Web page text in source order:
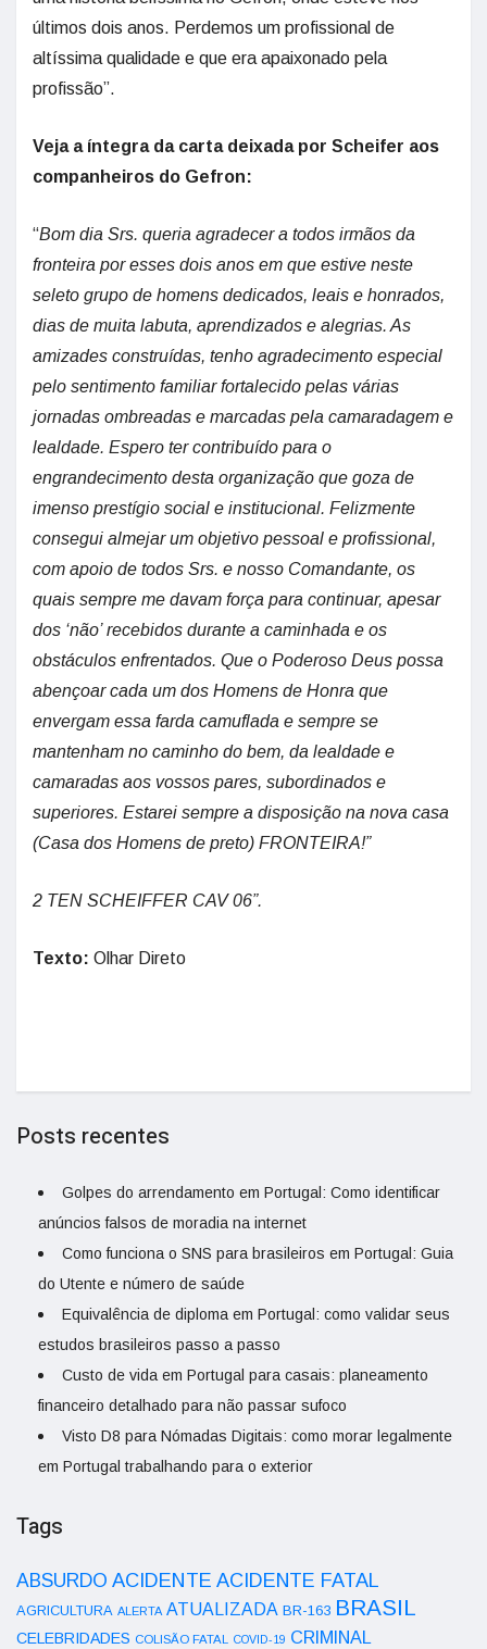
últimos dois anos. Perdemos um profissional de
altíssima qualidade e que era apaixonado pela
profissão”.
Veja a íntegra da carta deixada por Scheifer aos
companheiros do Gefron:
“Bom dia Srs. queria agradecer a todos irmãos da
fronteira por esses dois anos em que estive neste
seleto grupo de homens dedicados, leais e honrados,
dias de muita labuta, aprendizados e alegrias. As
amizades construídas, tenho agradecimento especial
pelo sentimento familiar fortalecido pelas várias
jornadas ombreadas e marcadas pela camaradagem e
lealdade. Espero ter contribuído para o
engrandecimento desta organização que goza de
imenso prestígio social e institucional. Felizmente
consegui almejar um objetivo pessoal e profissional,
com apoio de todos Srs. e nosso Comandante, os
quais sempre me davam força para continuar, apesar
dos ‘não’ recebidos durante a caminhada e os
obstáculos enfrentados. Que o Poderoso Deus possa
abençoar cada um dos Homens de Honra que
envergam essa farda camuflada e sempre se
mantenham no caminho do bem, da lealdade e
camaradas aos vossos pares, subordinados e
superiores. Estarei sempre a disposição na nova casa
(Casa dos Homens de preto) FRONTEIRA!”
2 TEN SCHEIFFER CAV 06”.
Texto: Olhar Direto
Posts recentes
Golpes do arrendamento em Portugal: Como identificar
anúncios falsos de moradia na internet
Como funciona o SNS para brasileiros em Portugal: Guia
do Utente e número de saúde
Equivalência de diploma em Portugal: como validar seus
estudos brasileiros passo a passo
Custo de vida em Portugal para casais: planeamento
financeiro detalhado para não passar sufoco
Visto D8 para Nómadas Digitais: como morar legalmente
em Portugal trabalhando para o exterior
Tags
ABSURDO ACIDENTE ACIDENTE FATAL
AGRICULTURA ALERTA ATUALIZADA BR-163 BRASIL
CELEBRIDADES COLISÃO FATAL COVID-19 CRIMINAL